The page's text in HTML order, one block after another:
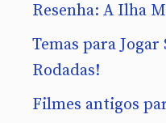
Resenha: A Ilha
Temas para Jogar
Rodadas!
Filmes antigos